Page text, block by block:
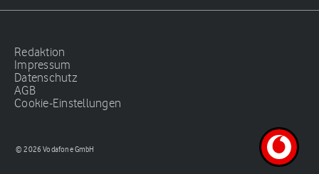
Redaktion
Impressum
Datenschutz
AGB
Cookie-Einstellungen
© 2026 Vodafone GmbH